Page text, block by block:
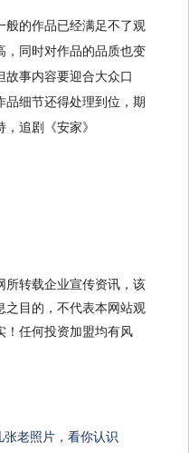
般的作品已经满足不了观
，同时对作品的品质也变
事内容要迎合大众口
细节还得处理到位，期
追剧《安家》
所转载企业宣传资讯，该
之目的，不代表本网站观
！任何投资加盟均有风
老照片，看你认识